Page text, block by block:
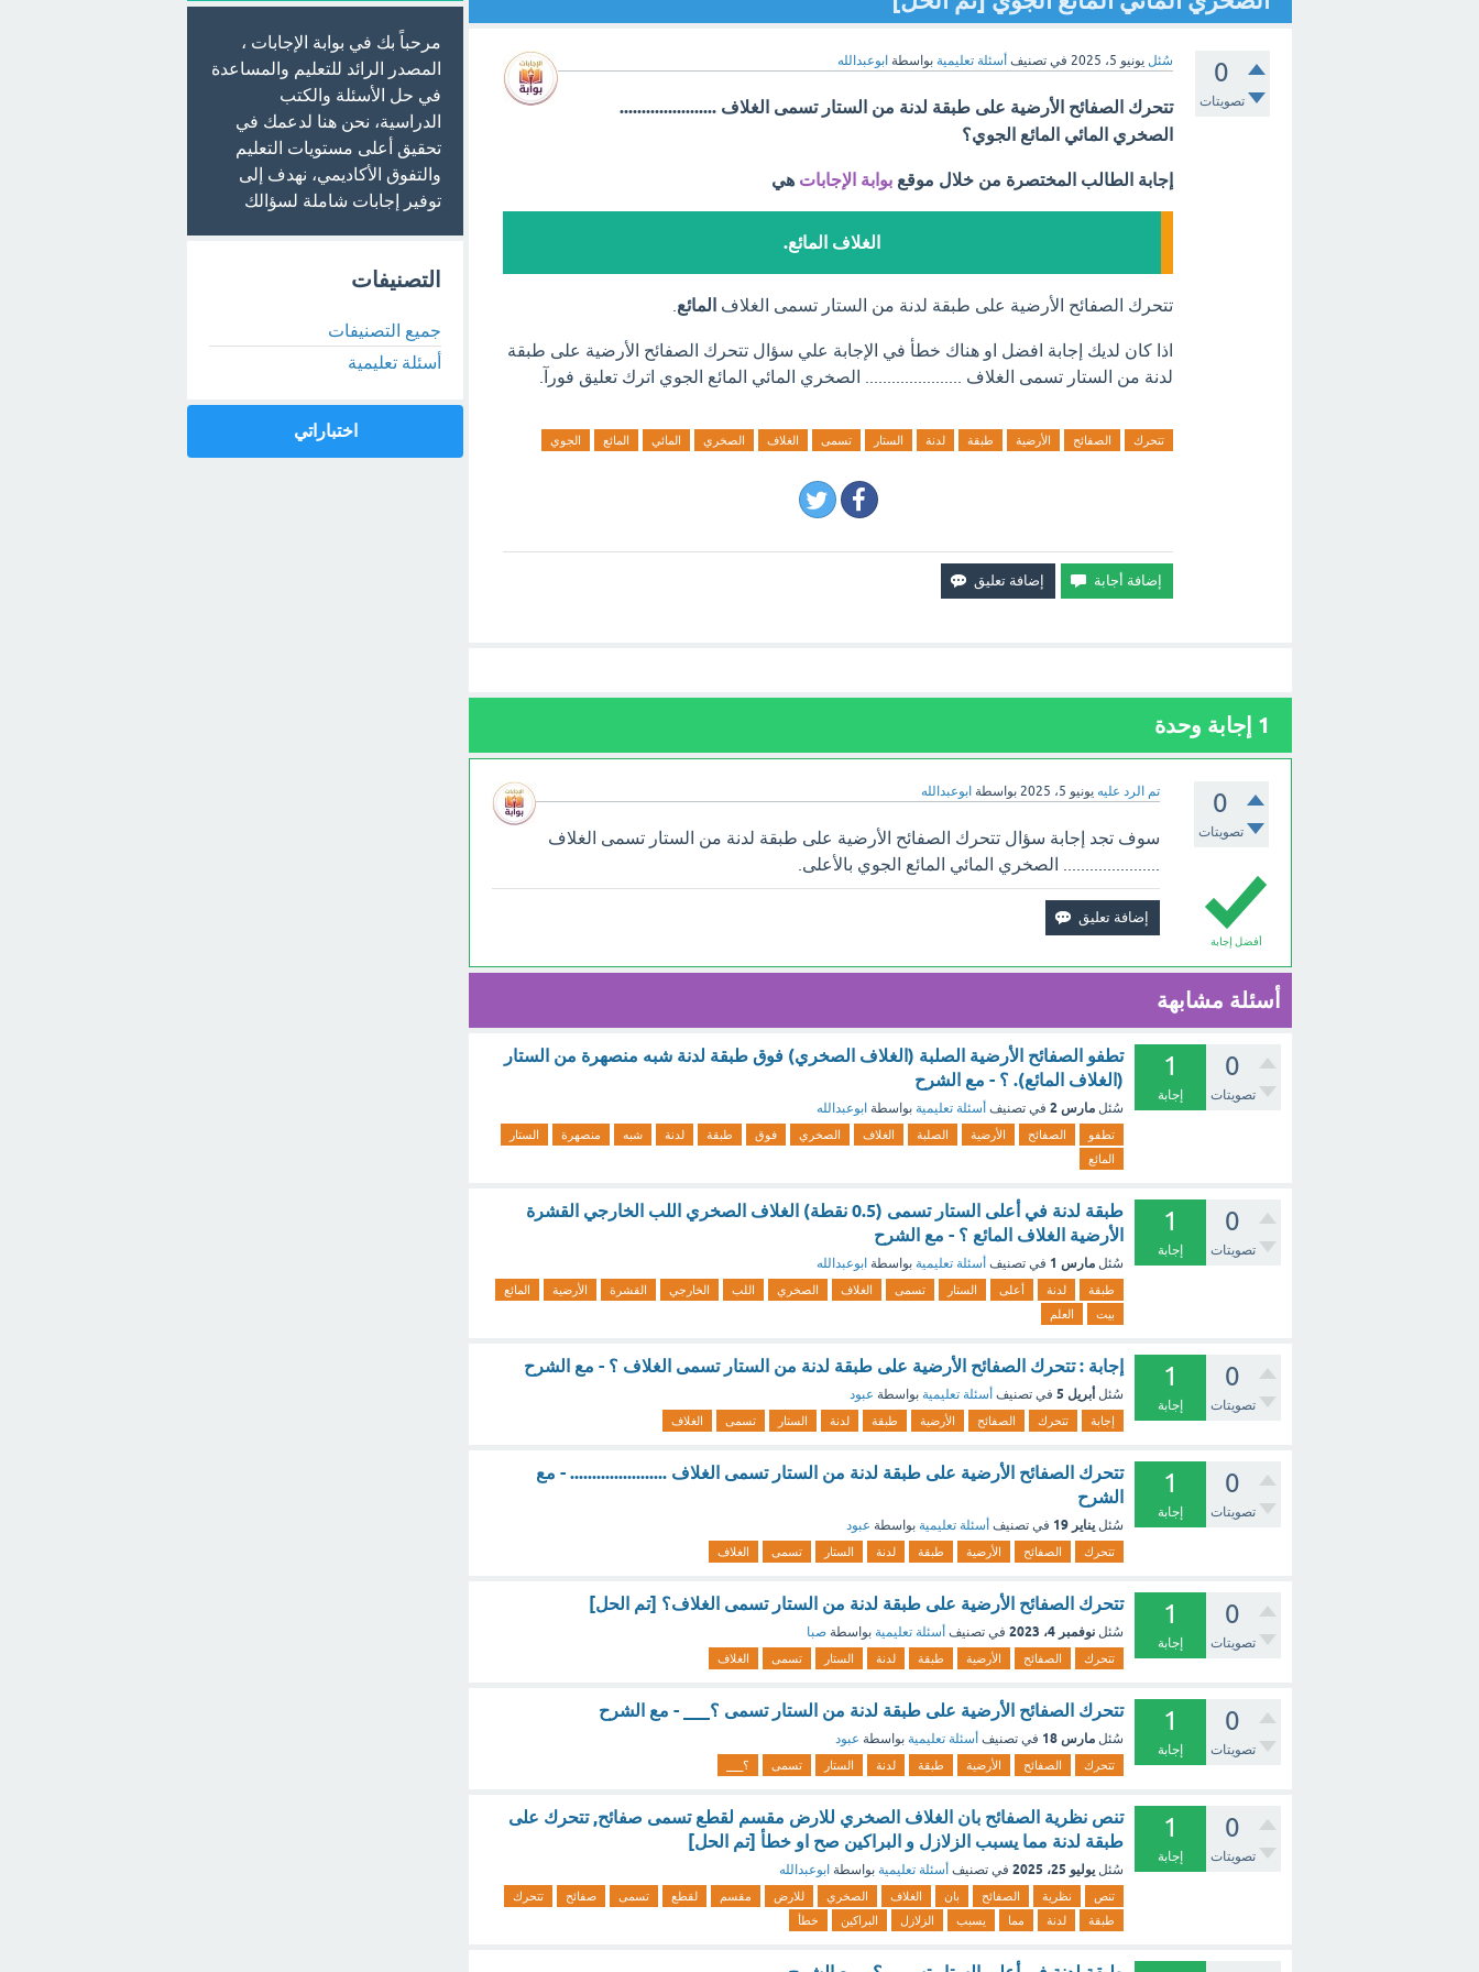
0
تصويتات
سُئل يونيو 5، 2025 في تصنيف أسئلة تعليمية بواسطة ابوعبدالله
تتحرك الصفائح الأرضية على طبقة لدنة من الستار تسمى الغلاف ......................
الصخري المائي المائع الجوي؟
إجابة الطالب المختصرة من خلال موقع بوابة الإجابات هي
الغلاف المائع.
تتحرك الصفائح الأرضية على طبقة لدنة من الستار تسمى الغلاف المائع
اذا كان لديك إجابة افضل او هناك خطأ في الإجابة علي سؤال تتحرك الصفائح الأرضية على طبقة
لدنة من الستار تسمى الغلاف ...................... الصخري المائي المائع الجوي اترك تعليق فورآ.
تتحرك الصفائح الأرضية طبقة لدنة الستار تسمى الغلاف الصخري المائي المائع الجوي
1 إجابة وحدة
0
تصويتات
تم الرد عليه يونيو 5، 2025 بواسطة ابوعبدالله
أفضل إجابة
سوف تجد إجابة سؤال تتحرك الصفائح الأرضية على طبقة لدنة من الستار تسمى الغلاف
...................... الصخري المائي المائع الجوي بالأعلى.
أسئلة مشابهة
0
تصويتات
1
إجابة
تطفو الصفائح الأرضية الصلبة (الغلاف الصخري) فوق طبقة لدنة شبه منصهرة من الستار
(الغلاف المائع). ؟ - مع الشرح
سُئل مارس 2 في تصنيف أسئلة تعليمية بواسطة ابوعبدالله
تطفو الصفائح الأرضية الصلبة الغلاف الصخري فوق طبقة لدنة شبه منصهرة
الستار
المائع
0
تصويتات
1
إجابة
طبقة لدنة في أعلى الستار تسمى (0.5 نقطة) الغلاف الصخري اللب الخارجي القشرة
الأرضية الغلاف المائع ؟ - مع الشرح
سُئل مارس 1 في تصنيف أسئلة تعليمية بواسطة ابوعبدالله
طبقة لدنة أعلى الستار تسمى الغلاف الصخري اللب الخارجي القشرة الأرضية
المائع
بيت
العلم
0
تصويتات
1
إجابة
إجابة : تتحرك الصفائح الأرضية على طبقة لدنة من الستار تسمى الغلاف ؟ - مع الشرح
سُئل أبريل 5 في تصنيف أسئلة تعليمية بواسطة عبود
إجابة تتحرك الصفائح الأرضية طبقة لدنة الستار تسمى الغلاف
0
تصويتات
1
إجابة
تتحرك الصفائح الأرضية على طبقة لدنة من الستار تسمى الغلاف ...................... - مع
الشرح
سُئل يناير 19 في تصنيف أسئلة تعليمية بواسطة عبود
تتحرك الصفائح الأرضية طبقة لدنة الستار تسمى الغلاف
0
تصويتات
1
إجابة
تتحرك الصفائح الأرضية على طبقة لدنة من الستار تسمى الغلاف؟ [تم الحل]
سُئل نوفمبر 4، 2023 في تصنيف أسئلة تعليمية بواسطة صبا
تتحرك الصفائح الأرضية طبقة لدنة الستار تسمى الغلاف
0
تصويتات
1
إجابة
تتحرك الصفائح الأرضية على طبقة لدنة من الستار تسمى ؟___ - مع الشرح
سُئل مارس 18 في تصنيف أسئلة تعليمية بواسطة عبود
تتحرك الصفائح الأرضية طبقة لدنة الستار تسمى ؟___
0
تصويتات
1
إجابة
تنص نظرية الصفائح بان الغلاف الصخري للارض مقسم لقطع تسمى صفائح, تتحرك على
طبقة لدنة مما يسبب الزلازل و البراكين صح او خطأ [تم الحل]
سُئل يوليو 25، 2025 في تصنيف أسئلة تعليمية بواسطة ابوعبدالله
تنص نظرية الصفائح بان الغلاف الصخري للارض مقسم لقطع تسمى صفائح
تتحرك
طبقة
لدنة مما يسبب الزلازل البراكين خطأ
مرحباً بك في بوابة الإجابات ،
المصدر الرائد للتعليم والمساعدة
في حل الأسئلة والكتب
الدراسية، نحن هنا لدعمك في
تحقيق أعلى مستويات التعليم
والتفوق الأكاديمي، نهدف إلى
توفير إجابات شاملة لسؤالك
التصنيفات
جميع التصنيفات
أسئلة تعليمية
اختباراتي